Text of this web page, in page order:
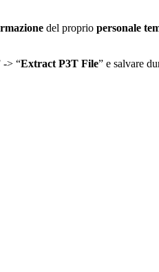
del proprio personale
-> “Extract P3T File” e salvare